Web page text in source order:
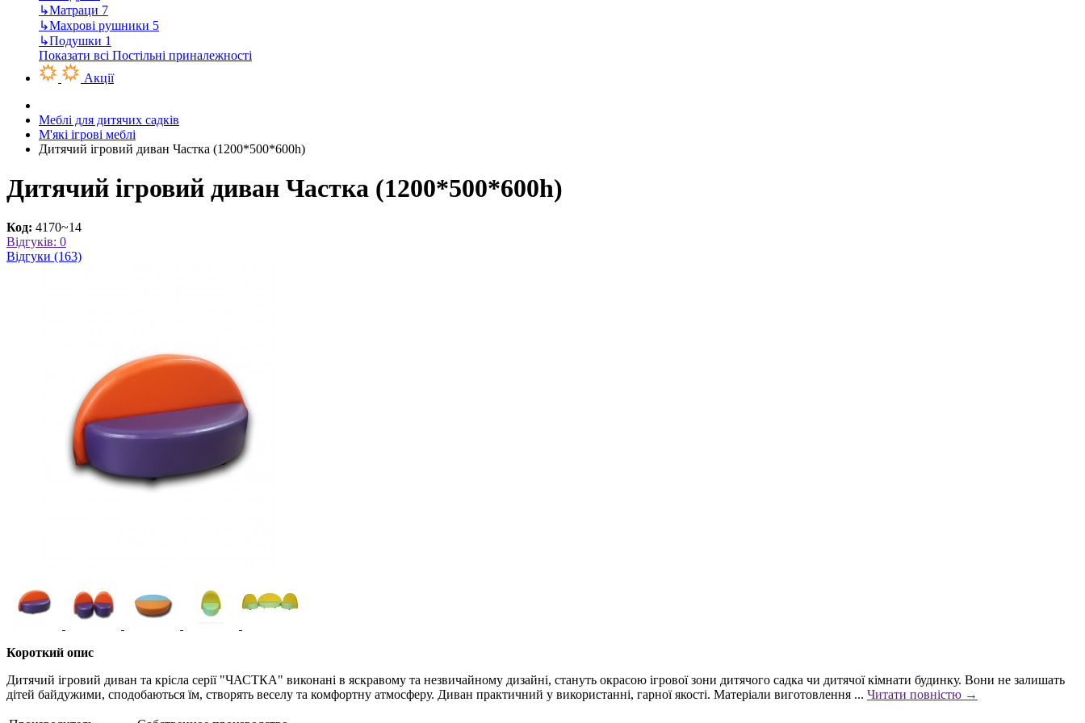
↳Матраци 7
↳Махрові рушники 5
↳Подушки 1
Показати всі Постільні приналежності
Акції
Меблі для дитячих садків
М'які ігрові меблі
Дитячий ігровий диван Частка (1200*500*600h)
Дитячий ігровий диван Частка (1200*500*600h)
Код: 4170~14
Відгуків: 0
Відгуки (163)
Короткий опис
Дитячий ігровий диван та крісла серії "ЧАСТКА" виконані в яскравому та незвичайному дизайні, стануть окрасою ігрової зони дитячого садка чи дитячої кімнати будинку. Вони не залишать
дітей байдужими, сподобаються їм, створять веселу та комфортну атмосферу. Диван практичний у використанні, гарної якості. Матеріали виготовлення ... Читати повністю →